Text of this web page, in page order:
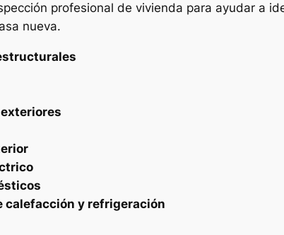
profesional de vivienda para ayudar a
nueva.
calefacción y refrigeración